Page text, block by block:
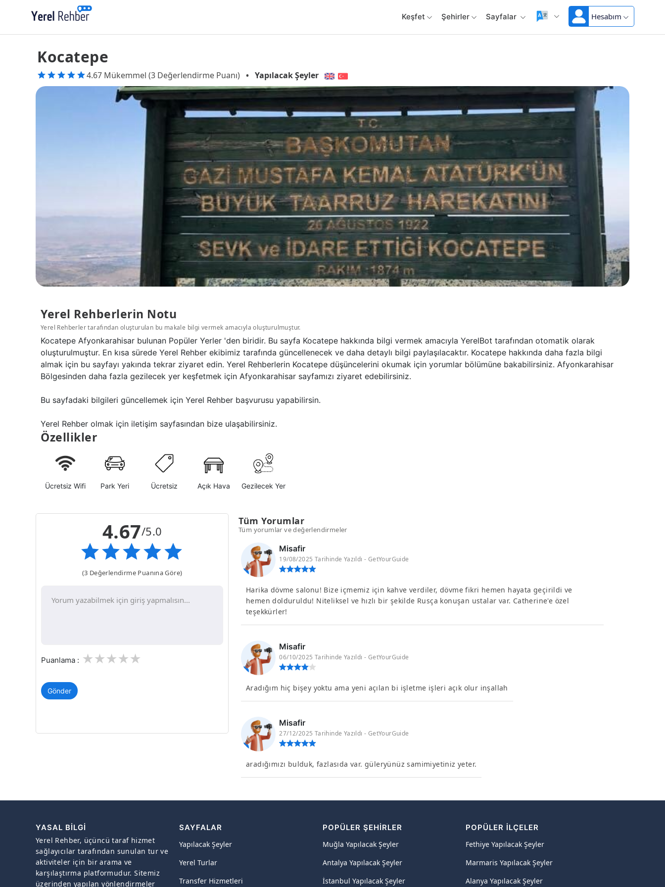
Keşfet Şehirler Sayfalar Hesabım
Kocatepe
4.67 Mükemmel (3 Değerlendirme Puanı) • Yapılacak Şeyler
Yerel Rehberlerin Notu
Yerel Rehberler tarafından oluşturulan bu makale bilgi vermek amacıyla oluşturulmuştur.
Kocatepe Afyonkarahisar bulunan Popüler Yerler 'den biridir. Bu sayfa Kocatepe hakkında bilgi vermek amacıyla YerelBot tarafından otomatik olarak
oluşturulmuştur. En kısa sürede Yerel Rehber ekibimiz tarafında güncellenecek ve daha detaylı bilgi paylaşılacaktır. Kocatepe hakkında daha fazla bilgi
almak için bu sayfayı yakında tekrar ziyaret edin. Yerel Rehberlerin Kocatepe düşüncelerini okumak için yorumlar bölümüne bakabilirsiniz. Afyonkarahisar
Bölgesinden daha fazla gezilecek yer keşfetmek için Afyonkarahisar sayfamızı ziyaret edebilirsiniz.
Bu sayfadaki bilgileri güncellemek için Yerel Rehber başvurusu yapabilirsin.
Yerel Rehber olmak için iletişim sayfasından bize ulaşabilirsiniz.
Özellikler
Ücretsiz Wifi Park Yeri Ücretsiz Açık Hava Gezilecek Yer
4.67/5.0
(3 Değerlendirme Puanına Göre)
Puanlama : 3
2
1
Gönder
Tüm Yorumlar
Tüm yorumlar ve değerlendirmeler
Misafir
19/08/2025 Tarihinde Yazıldı - GetYourGuide
Harika dövme salonu! Bize içmemiz için kahve verdiler, dövme fikri hemen hayata geçirildi ve
hemen dolduruldu! Niteliksel ve hızlı bir şekilde Rusça konuşan ustalar var. Catherine'e özel
teşekkürler!
Misafir
06/10/2025 Tarihinde Yazıldı - GetYourGuide
Aradığım hiç bişey yoktu ama yeni açılan bi işletme işleri açık olur inşallah
Misafir
27/12/2025 Tarihinde Yazıldı - GetYourGuide
aradığımızı bulduk, fazlasıda var. güleryünüz samimiyetiniz yeter.
YASAL BILGI
Yerel Rehber, üçüncü taraf hizmet
sağlayıcılar tarafından sunulan tur ve
aktiviteler için bir arama ve
karşılaştırma platformudur. Sitemiz
üzerinden yapılan yönlendirmeler
SAYFALAR
Yapılacak Şeyler
Yerel Turlar
Transfer Hizmetleri
POPÜLER ŞEHIRLER
Muğla Yapılacak Şeyler
Antalya Yapılacak Şeyler
İstanbul Yapılacak Şeyler
POPÜLER İLÇELER
Fethiye Yapılacak Şeyler
Marmaris Yapılacak Şeyler
Alanya Yapılacak Şeyler